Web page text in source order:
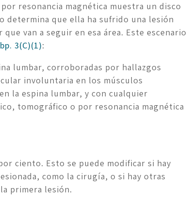
resonancia magnética muestra un disco
determina que ella ha sufrido una lesión
van a seguir en esa área. Este escenario
3(C)(1):
lumbar, corroboradas por hallazgos
involuntaria en los músculos
la espina lumbar, y con cualquier
tomográfico o por resonancia magnética
ciento. Esto se puede modificar si hay
como la cirugía, o si hay otras
primera lesión.